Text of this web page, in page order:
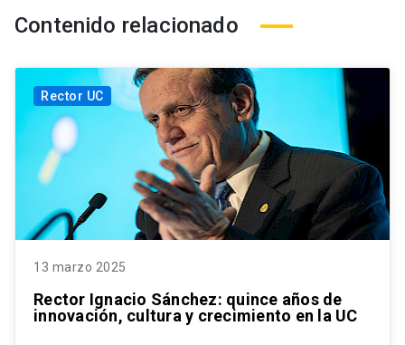
Contenido relacionado
Rector UC
13 marzo 2025
Rector Ignacio Sánchez: quince años de
innovación, cultura y crecimiento en la UC